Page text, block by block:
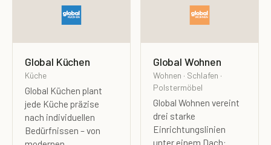
Global Küchen
Küche
Global Küchen plant
jede Küche präzise
nach individuellen
Bedürfnissen – von
Global Wohnen
Wohnen · Schlafen ·
Polstermöbel
Global Wohnen vereint
drei starke
Einrichtungslinien
unter einem Dach: